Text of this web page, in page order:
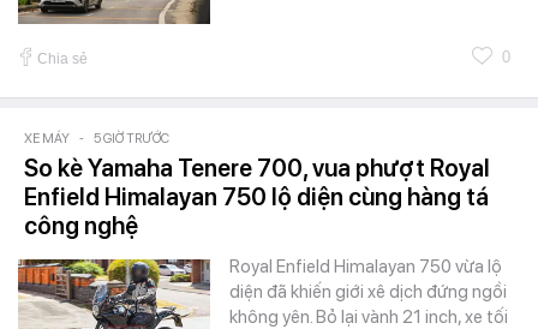
Chia sẻ 0
XE MÁY - 5 GIỜ TRƯỚC
So kè Yamaha Tenere 700, vua phượt Royal
Enfield Himalayan 750 lộ diện cùng hàng tá
công nghệ
Royal Enfield Himalayan 750 vừa lộ
diện đã khiến giới xê dịch đứng ngồi
không yên. Bỏ lại vành 21 inch, xe tối